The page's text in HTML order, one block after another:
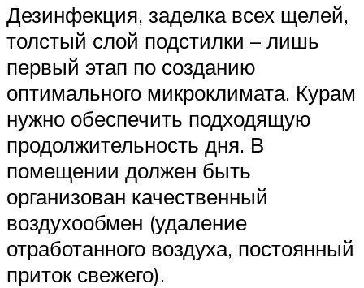
Дезинфекция, заделка всех щелей,
толстый слой подстилки – лишь
первый этап по созданию
оптимального микроклимата. Курам
нужно обеспечить подходящую
продолжительность дня. В
помещении должен быть
организован качественный
воздухообмен (удаление
отработанного воздуха, постоянный
приток свежего).